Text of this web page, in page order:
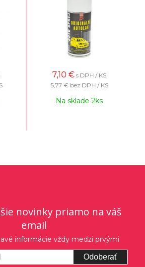
7,10 € s DPH / KS
5,77 € bez DPH / KS
Na sklade 2ks
novinky priamo na váš
email
informácie vždy medzi prvými
Odoberať